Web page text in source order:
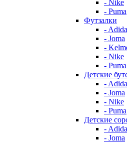
- Nike
- Puma
Футзалки
-
- Joma
-
- Nike
- Puma
Детские
-
- Joma
- Nike
- Puma
Детские
-
- Joma